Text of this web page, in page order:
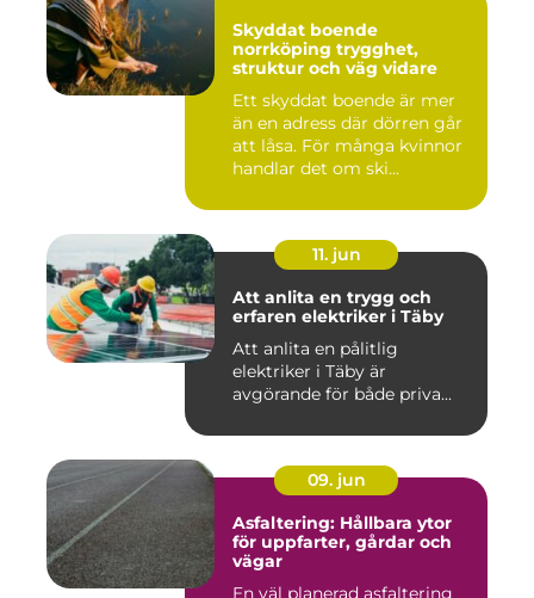
Skyddat boende
norrköping trygghet,
struktur och väg vidare
Ett skyddat boende är mer
än en adress där dörren går
att låsa. För många kvinnor
handlar det om ski...
11. jun
Att anlita en trygg och
erfaren elektriker i Täby
Att anlita en pålitlig
elektriker i Täby är
avgörande för både priva...
09. jun
Asfaltering: Hållbara ytor
för uppfarter, gårdar och
vägar
En väl planerad asfaltering